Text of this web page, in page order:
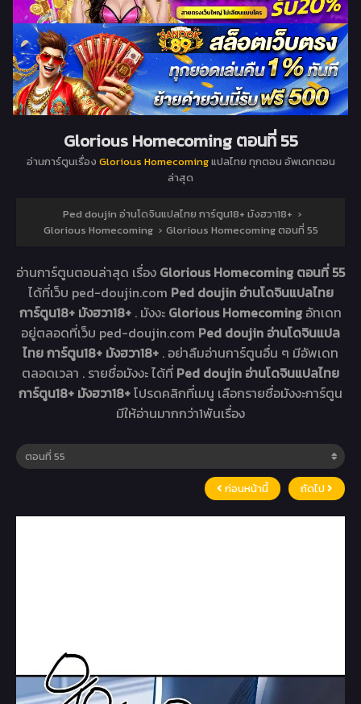
Glorious Homecoming ตอนที่ 55
อ่านการ์ตูนเรื่อง Glorious Homecomingแปลไทย ทุกตอน อัพเดทตอน
ล่าสุด
Ped doujin อ่านโดจินแปลไทย การ์ตูน18+ มังฮวา18+ ›
Glorious Homecoming › Glorious Homecoming ตอนที่ 55
อ่านการ์ตูนตอนล่าสุด เรื่อง Glorious Homecoming ตอนที่ 55
ได้ที่เว็บ ped-doujin.com Ped doujin อ่านโดจินแปลไทย
การ์ตูน18+ มังฮวา18+ . มังงะ Glorious Homecoming อัทเดท
อยู่ตลอดที่เว็บ ped-doujin.com Ped doujin อ่านโดจินแปล
ไทย การ์ตูน18+ มังฮวา18+ . อย่าลืมอ่านการ์ตูนอื่น ๆ มีอัพเดท
ตลอดเวลา . รายชื่อมังงะ ได้ที่ Ped doujin อ่านโดจินแปลไทย
การ์ตูน18+ มังฮวา18+โปรดคลิกที่เมนู เลือกรายชื่อมังงะการ์ตูน
มีให้อ่านมากกว่า1พันเรื่อง
ก่อนหน้านี้ ถัดไป